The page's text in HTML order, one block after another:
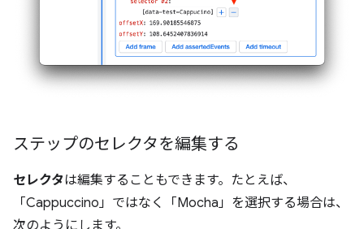
ステップのセレクタを編集する
セレクタは編集することもできます。たとえば、
「Cappuccino」ではなく「Mocha」を選択する場合は、
次のようにします。